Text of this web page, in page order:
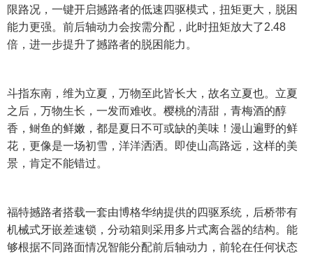
限路况，一键开启撼路者的低速四驱模式，扭矩更大，脱困
能力更强。前后轴动力会按需分配，此时扭矩放大了2.48
倍，进一步提升了撼路者的脱困能力。
斗指东南，维为立夏，万物至此皆长大，故名立夏也。立夏
之后，万物生长，一发而难收。樱桃的清甜，青梅酒的醇
香，鲥鱼的鲜嫩，都是夏日不可或缺的美味！漫山遍野的鲜
花，更像是一场初雪，洋洋洒洒。即使山高路远，这样的美
景，肯定不能错过。
福特撼路者搭载一套由博格华纳提供的四驱系统，后桥带有
机械式牙嵌差速锁，分动箱则采用多片式离合器的结构。能
够根据不同路面情况智能分配前后轴动力，前轮在任何状态